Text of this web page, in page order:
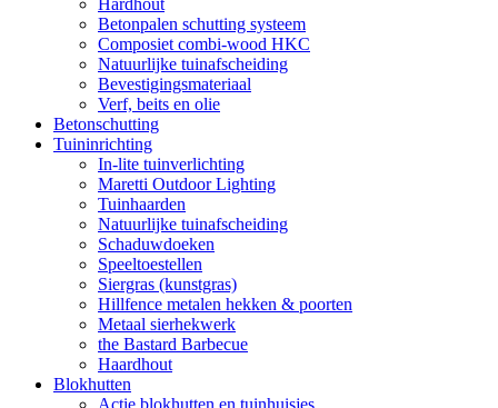
Hardhout
Betonpalen schutting systeem
Composiet combi-wood HKC
Natuurlijke tuinafscheiding
Bevestigingsmateriaal
Verf, beits en olie
Betonschutting
Tuininrichting
In-lite tuinverlichting
Maretti Outdoor Lighting
Tuinhaarden
Natuurlijke tuinafscheiding
Schaduwdoeken
Speeltoestellen
Siergras (kunstgras)
Hillfence metalen hekken & poorten
Metaal sierhekwerk
the Bastard Barbecue
Haardhout
Blokhutten